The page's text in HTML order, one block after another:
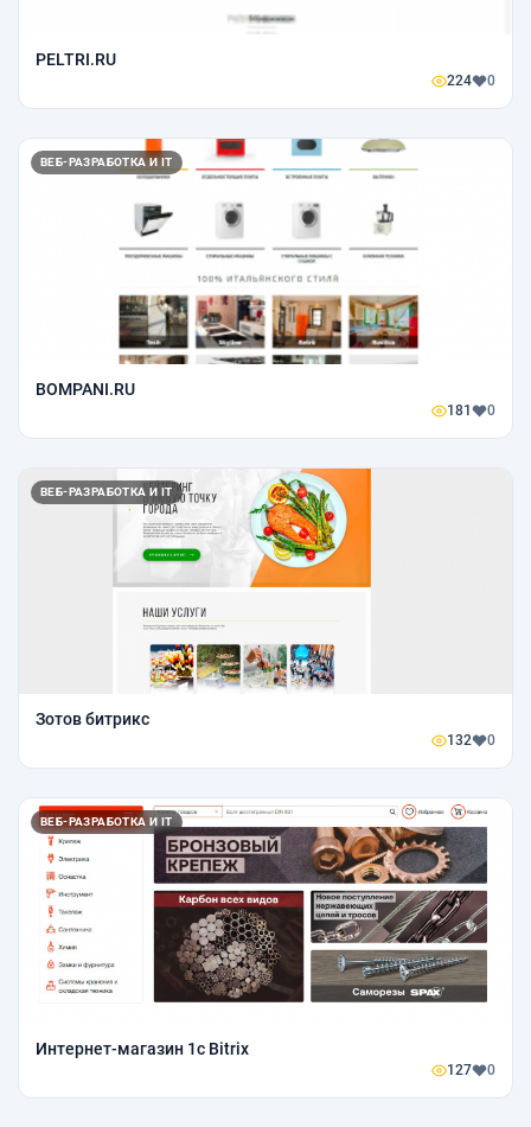
PELTRI.RU
224 0
ВЕБ-РАЗРАБОТКА И IT
BOMPANI.RU
181 0
ВЕБ-РАЗРАБОТКА И IT
Зотов битрикс
132 0
ВЕБ-РАЗРАБОТКА И IT
Интернет-магазин 1c Bitrix
127 0